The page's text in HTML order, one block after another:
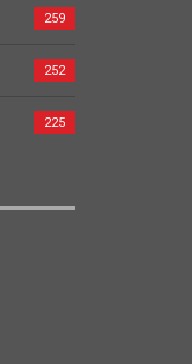
259
252
225